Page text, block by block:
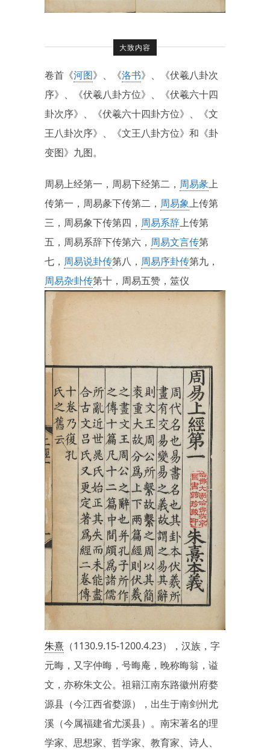
大致内容
卷首《河图》、《洛书》、《伏羲八卦次
序》、《伏羲八卦方位》、《伏羲六十四
卦次序》、《伏羲六十四卦方位》、《文
王八卦次序》、《文王八卦方位》和《卦
变图》九图。
周易上经第一，周易下经第二， 周易彖上
传第一，周易彖下传第二， 周易象上传第
三，周易象下传第四， 周易系辞上传第
五，周易系辞下传第六， 周易文言传第
七， 周易说卦传第八， 周易序卦传第九，
周易杂卦传第十，周易五赞，筮仪
朱熹 （1130.9.15-1200.4.23），汉族，字
元晦，又字仲晦，号晦庵，晚称晦翁，谥
文，亦称朱文公。祖籍江南东路徽州府婺
源县（今江西省婺源），出生于南剑州尤
溪（今属福建省尤溪县）。南宋著名的理
学家、思想家、哲学家、教育家、诗人、